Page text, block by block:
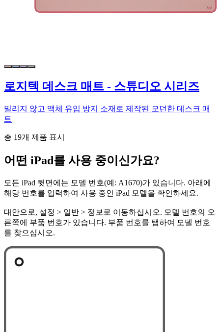
로지텍 데스크 매트 - 스튜디오 시리즈
밀리지 않고 액체 유입 방지 소재로 제작된 모던한 데스크 매
트
총 19개 제품 표시
어떤 iPad를 사용 중이신가요?
모든 iPad 뒷면에는 모델 번호(예: A1670)가 있습니다. 아래에
해당 번호를 입력하여 사용 중인 iPad 모델을 확인하세요.
대안으로, 설정 > 일반 > 정보로 이동하십시오. 모델 번호의 오
른쪽에 부품 번호가 있습니다. 부품 번호를 탭하여 모델 번호
를 찾으십시오.